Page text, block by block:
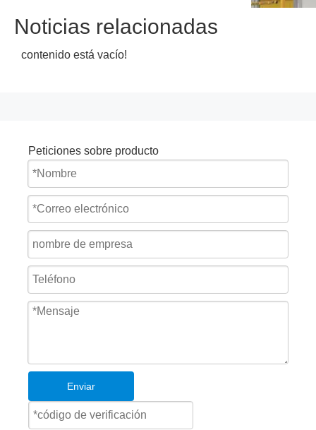
Noticias relacionadas
contenido está vacío!
Peticiones sobre producto
Enviar